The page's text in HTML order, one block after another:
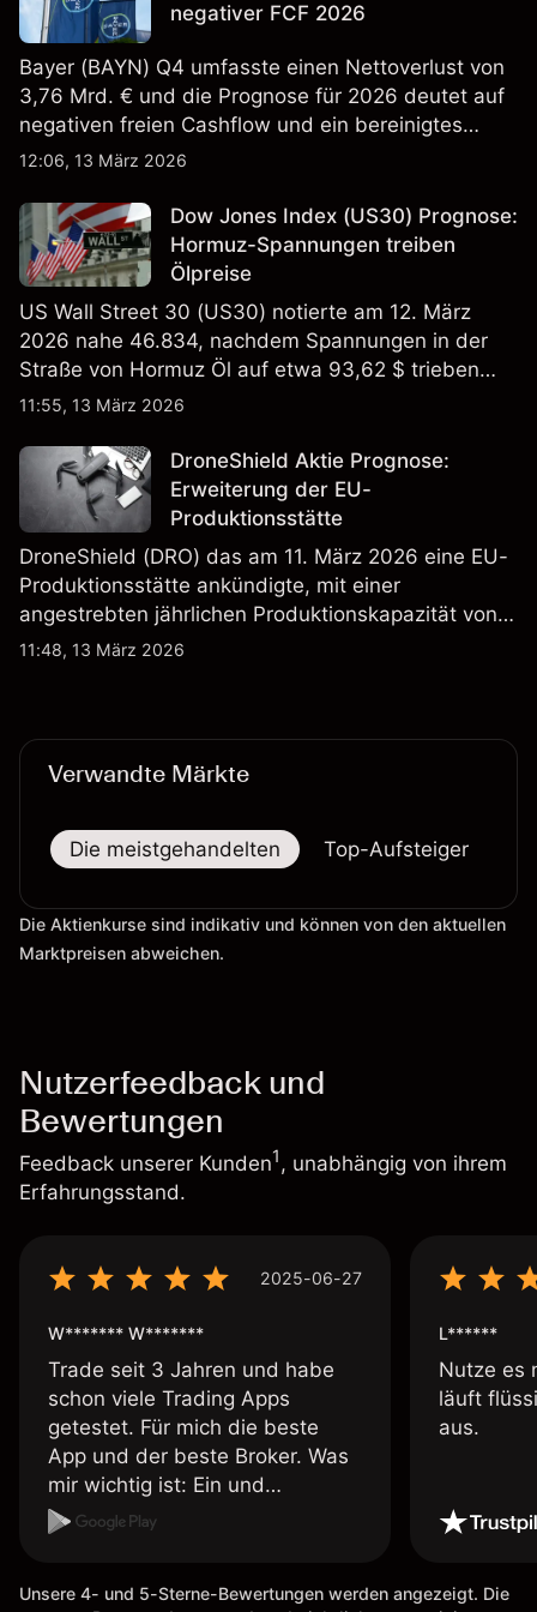
negativer FCF 2026
Bayer (BAYN) Q4 umfasste einen Nettoverlust von
3,76 Mrd. € und die Prognose für 2026 deutet auf
negativen freien Cashflow und ein bereinigtes
EBITDA von 9,6–10,1 Mrd. € hin. Die
verlässlicher Indikator für zukünftige Ergebnisse.
12:06, 13 März 2026
Dow Jones Index (US30) Prognose:
Hormuz-Spannungen treiben
Ölpreise
US Wall Street 30 (US30) notierte am 12. März
2026 nahe 46.834, nachdem Spannungen in der
Straße von Hormuz Öl auf etwa 93,62 $ trieben
und die US-Arbeitslosigkeit auf 4,4% stieg. Die
verlässlicher Indikator für zukünftige Ergebnisse.
11:55, 13 März 2026
DroneShield Aktie Prognose:
Erweiterung der EU-
Produktionsstätte
DroneShield (DRO) das am 11. März 2026 eine EU-
Produktionsstätte ankündigte, mit einer
angestrebten jährlichen Produktionskapazität von
etwa 2,4 Mrd. AUD bis Ende 2026. Die
11:48, 13 März 2026
Verwandte Märkte
Die meistgehandelten Top-Aufsteiger
Die Aktienkurse sind indikativ und können von den aktuellen
Marktpreisen abweichen.
Nutzerfeedback und
Bewertungen
Feedback unserer Kunden1, unabhängig von ihrem
Erfahrungsstand.
2025-06-27
W******* W*******
Trade seit 3 Jahren und habe
schon viele Trading Apps
getestet. Für mich die beste
App und der beste Broker. Was
mir wichtig ist: Ein und
Auszahlungen per Kreditkarte
möglich. Berichte, Auszüge OK.
L******
Nutze es
läuft
aus.
Unsere 4- und 5-Sterne-Bewertungen werden angezeigt. Die